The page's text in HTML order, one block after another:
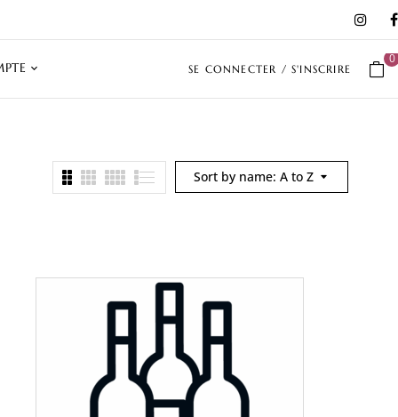
SE CONNECTER / S'INSCRIRE
0
Sort by name: A to Z